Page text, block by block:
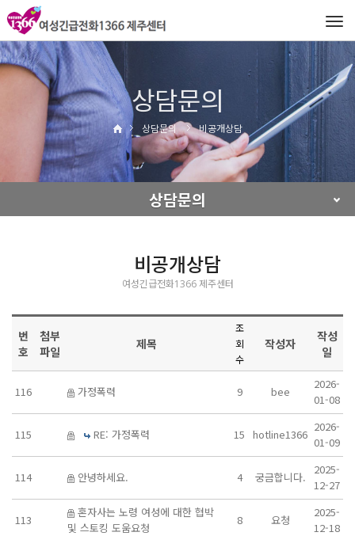
상담문의
상담문의 비공개상담
상담문의
비공개상담
여성긴급전화1366 제주센터
번
호
첨부
파일
제목
조
회
수
작성자
작성
일
116 가정폭력 9 bee
2026-
01-08
115 RE: 가정폭력 15 hotline1366
2026-
01-09
114 안녕하세요. 4 궁금합니다.
2025-
12-27
113
혼자사는 노령 여성에 대한 협박
및 스토킹 도움요청
8 요청
2025-
12-18